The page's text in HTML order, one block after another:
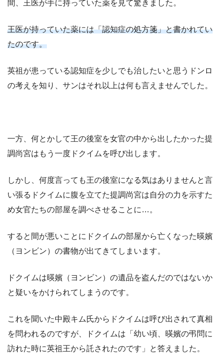
間、王医が手に持っていた薬を見て驚きました。
王医が持っていた薬には「認知症の処方箋」と書かれてい
たのです。
英祖が患っている認知症を少しでも治したいと思うドンロ
の考えを知り、サンはそれ以上は何も言えませんでした。
一方、何とかして王の後室を女官の中から出したかった提
調尚宮はもう一度ドクイムを呼び出します。
しかし、何度言っても王の後室になる気はありませんと言
い張るドクイムに腹を立てた提調尚宮は自分の力を示すた
め女官たちの部屋を調べさせることに…。
すると間が悪いことにドクイムの部屋から亡くなった暎嬪
（ヨンビン）の書物が出てきてしまいます。
ドクイムは暎嬪（ヨンビン）の遺品を盗んだのではないか
と疑いをかけられてしまうのです。
これを聞いた中殿キム氏からドクイムは呼び出されて真相
を問われるのですが、ドクイムは「幼い頃、暎嬪の弔問に
訪れた時に英祖王から託されたのです」と答えました。